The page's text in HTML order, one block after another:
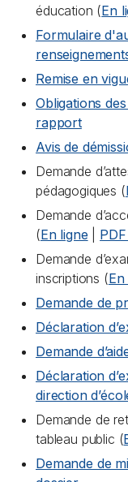
éducation (En
Formulaire
Remise en
Obligations
rapport
Avis de
Demande
pédagogiques (
Demande
(En ligne
Demande
inscriptions (En
Demande de
Déclaration
Demande
Déclaration
direction
Demande de
tableau public (
Demande de